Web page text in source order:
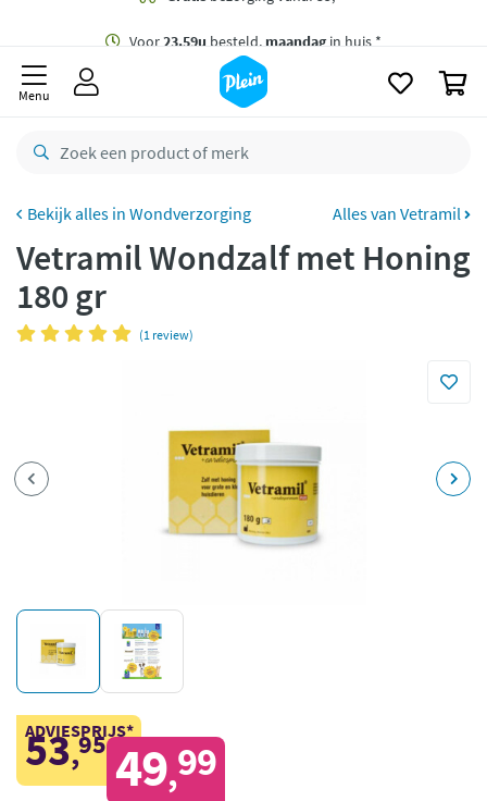
besteld,maandag
retourneren
CO2 neutraal
Betaal met Klarna
Menu
Wondverzorging Alles van Vetramil
Vetramil Wondzalf met Honing
180 gr
(1 review)
ADVIESPRIJS*
53,95 49,99